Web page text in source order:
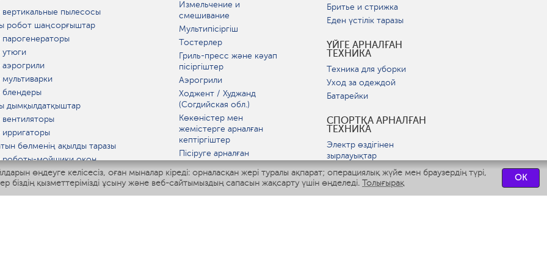
өңдеуге келісесіз, оған мыналар кіреді: орналасқан жері туралы ақпарат; операциялық жүйе мен браузердің түрі,
біздің қызметтерімізді ұсыну және веб-сайтымыздың сапасын жақсарту үшін өңделеді. Толығырақ
OK
пылесосы
робот шаңсорғыштар
дымқылдатқыштар
бөлменің ақылды таразы
роботы-мойщики окон
мультипісіргіш
IQ Home
Измельчение и
смешивание
Мультипісіргіш
Тостерлер
Гриль-пресс және кәуап
пісіргіштер
Аэрогрили
Ходжент / Худжанд
(Согдийская обл.)
Көкөністер мен
жемістерге арналған
кептіргіштер
Пісіруге арналған
аспаптар
Асүй таразылары
Бритье и стрижка
Еден үстілік таразы
ҮЙГЕ АРНАЛҒАН
ТЕХНИКА
Техника для уборки
Уход за одеждой
Батарейки
СПОРТҚА АРНАЛҒАН
ТЕХНИКА
Электр өздігінен
зырлауықтар
ВСТРАИВАЕМАЯ
ТЕХНИКА